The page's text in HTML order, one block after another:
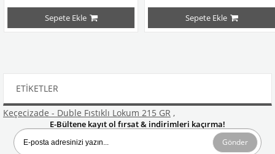
Sepete Ekle Sepete Ekle
ETIKETLER
Keçecizade - Duble Fıstıklı Lokum 215 GR ,
E-Bültene kayıt ol fırsat & indirimleri kaçırma!
Gönder